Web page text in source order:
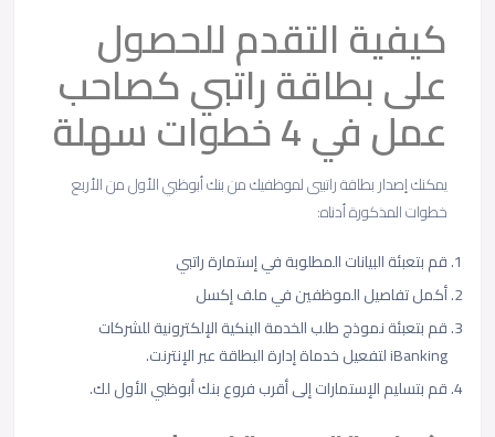
كيفية التقدم للحصول
على بطاقة راتبي كصاحب
عمل في 4 خطوات سهلة
يمكنك إصدار بطاقة راتبيي لموظفيك من بنك أبوظبي الأول من الأربع
خطوات المذكورة أدناه:
قم بتعبئة البيانات المطلوبة في إستمارة راتبي
أكمل تفاصيل الموظفين في ملف إكسل
قم بتعبئة نموذج طلب الخدمة البنكية الإلكترونية للشركات
iBanking لتفعيل خدماة إدارة البطاقة عبر الإنترنت.
قم بتسليم الإستمارات إلى أقرب فروع بنك أبوظبي الأول لك.